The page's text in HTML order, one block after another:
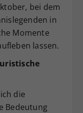
bei dem
in
Momente
lassen.
die
Bedeutung